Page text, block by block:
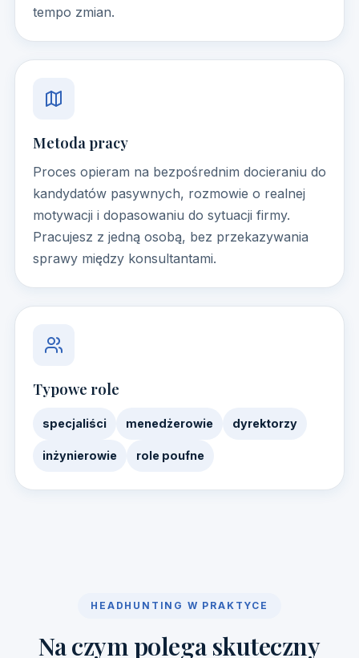
tempo zmian.
Metoda pracy
Proces opieram na bezpośrednim docieraniu do
kandydatów pasywnych, rozmowie o realnej
motywacji i dopasowaniu do sytuacji firmy.
Pracujesz z jedną osobą, bez przekazywania
sprawy między konsultantami.
Typowe role
specjaliści menedżerowie dyrektorzy
inżynierowie role poufne
HEADHUNTING W PRAKTYCE
Na czym polega skuteczny